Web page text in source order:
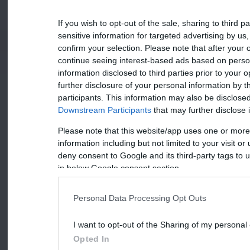
If you wish to opt-out of the sale, sharing to third
sensitive information for targeted advertising by
confirm your selection. Please note that after your
continue seeing interest-based ads based on
information disclosed to third parties prior to your
further disclosure of your personal information by
participants. This information may also be
Downstream Participants that may further disclose
Please note that this website/app uses one or
information including but not limited to your visit
deny consent to Google and its third-party tags to
in below Google consent section.
Personal Data Processing Opt Outs
I want to opt-out of the Sharing of my personal
Opted In